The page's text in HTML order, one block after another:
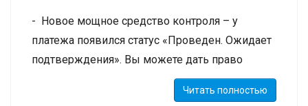
- Новое мощное средство контроля – у
платежа появился статус «Проведен. Ожидает
подтверждения». Вы можете дать право
обозначать платежи в системе как
«Оплаченные» только бухгалтеру. К платежу
Читать полностью